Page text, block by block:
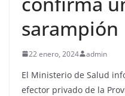
sarampión
22 enero, 2024 admin
El Ministerio de Salud
efector privado de la